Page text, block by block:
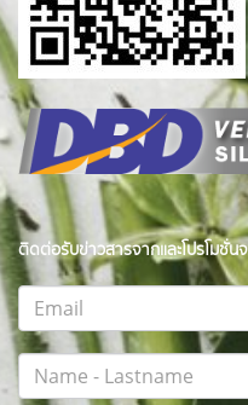
ติดต่อรับข่าวสารจากและโปรโมชั่น